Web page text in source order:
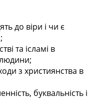
до віри і чи є
та ісламі в
з християнства в
буквальність і